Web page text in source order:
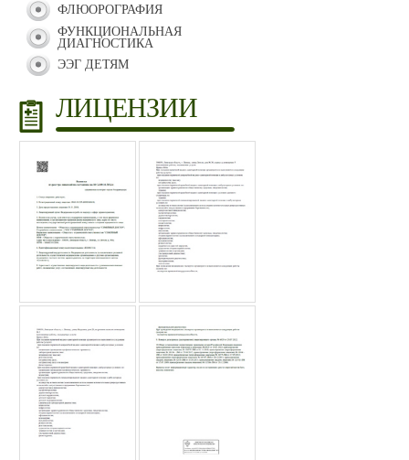
ФЛЮОРОГРАФИЯ
ФУНКЦИОНАЛЬНАЯ
ДИАГНОСТИКА
ЭЭГ ДЕТЯМ
ЛИЦЕНЗИИ